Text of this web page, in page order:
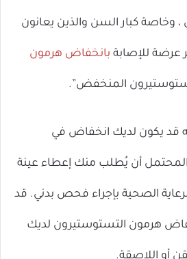
وخاصة كبار السن والذين يعانون
عرضة للإصابة بانخفاض هرمون
المنخفض”.
قد يكون لديك انخفاض في
أن يُطلب منك إعطاء عينة
الصحية بإجراء فحص بدني. قد
هرمون التستوستيرون لديك
أو اللاصقة.